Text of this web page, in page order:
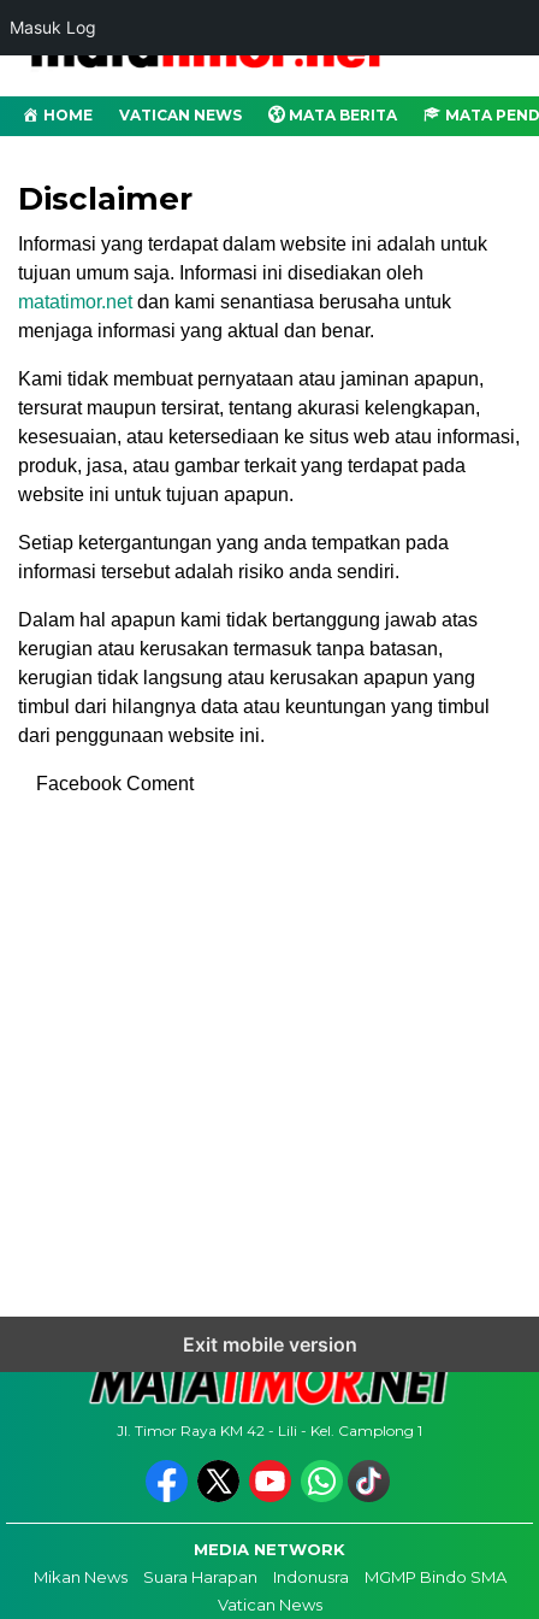
Masuk Log
HOME VATICAN NEWS MATA BERITA MATA
Disclaimer
Informasi yang terdapat dalam website ini adalah untuk
tujuan umum saja. Informasi ini disediakan oleh
matatimor.netdan kami senantiasa berusaha untuk
menjaga informasi yang aktual dan benar.
Kami tidak membuat pernyataan atau jaminan apapun,
tersurat maupun tersirat, tentang akurasi kelengkapan,
kesesuaian, atau ketersediaan ke situs web atau informasi,
produk, jasa, atau gambar terkait yang terdapat pada
website ini untuk tujuan apapun.
Setiap ketergantungan yang anda tempatkan pada
informasi tersebut adalah risiko anda sendiri.
Dalam hal apapun kami tidak bertanggung jawab atas
kerugian atau kerusakan termasuk tanpa batasan,
kerugian tidak langsung atau kerusakan apapun yang
timbul dari hilangnya data atau keuntungan yang timbul
dari penggunaan website ini.
Facebook Coment
Exit mobile version
Jl. Timor Raya KM 42 - Lili - Kel. Camplong 1
MEDIA NETWORK
Mikan News
Suara Harapan Indonusra
MGMP Bindo SMA
Vatican News